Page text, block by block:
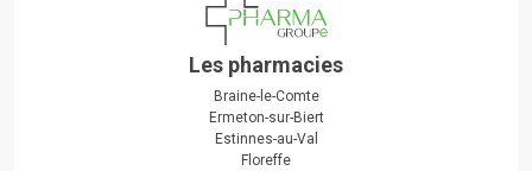
Les pharmacies
Braine-le-Comte
Ermeton-sur-Biert
Estinnes-au-Val
Floreffe